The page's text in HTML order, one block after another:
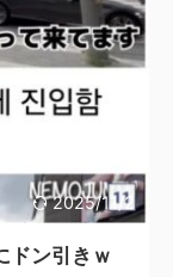
2025/11/2
ドン引きｗ